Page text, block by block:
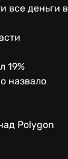
все деньги в
19%
назвало
Polygon